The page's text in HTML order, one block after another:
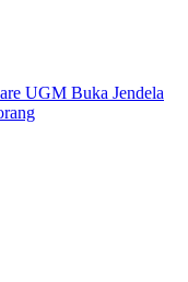
UGM Buka Jendela